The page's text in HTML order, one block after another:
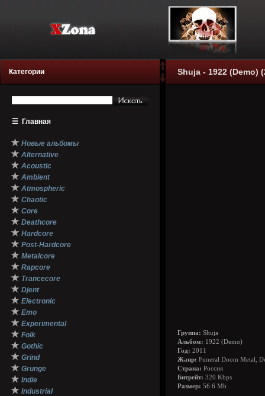
Категории
☰ Главная
★ Новые альбомы
★ Alternative
★ Acoustic
★ Ambient
★ Atmospheric
★ Chaotic
★ Core
★ Deathcore
★ Hardcore
★ Post-Hardcore
★ Metalcore
★ Rapcore
★ Trancecore
★ Djent
★ Electronic
★ Emo
★ Experimental
★ Folk
★ Gothic
★ Grind
★ Grunge
★ Indie
★ Industrial
Shuja - 1922 (Demo)
Группа: Shuja
Альбом: 1922 (Demo)
Год: 2011
Жанр: Funeral Doom Metal,
Страна: Россия
Битрейт: 320 Kbps
Размер: 56.6 Mb